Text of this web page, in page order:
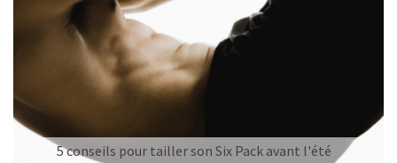
5 conseils pour tailler son Six Pack avant l'été